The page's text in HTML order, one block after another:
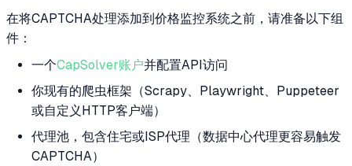
在将CAPTCHA处理添加到价格监控系统之前，请准备以下组
件：
一个CapSolver账户并配置API访问
你现有的爬虫框架（Scrapy、Playwright、Puppeteer
或自定义HTTP客户端）
代理池，包含住宅或ISP代理（数据中心代理更容易触发
CAPTCHA）